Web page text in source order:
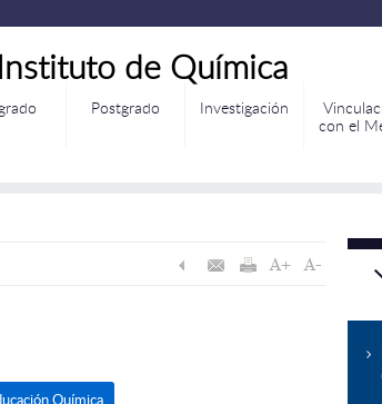
Instituto de Química
Postgrado Investigación
con el
Química